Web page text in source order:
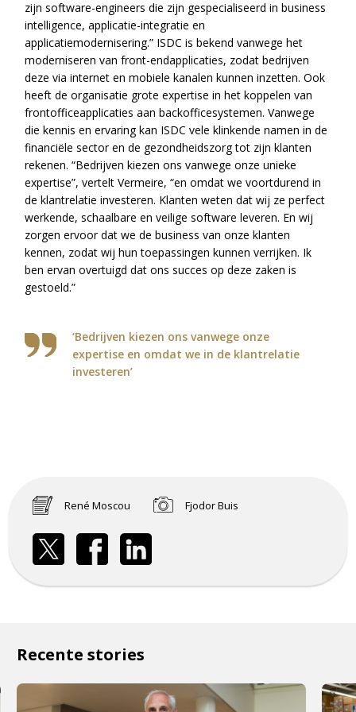
zijn software-engineers die zijn gespecialiseerd in business
intelligence, applicatie-integratie en
applicatiemodernisering.” ISDC is bekend vanwege het
moderniseren van front-endapplicaties, zodat bedrijven
deze via internet en mobiele kanalen kunnen inzetten. Ook
heeft de organisatie grote expertise in het koppelen van
frontofficeapplicaties aan backofficesystemen. Vanwege
die kennis en ervaring kan ISDC vele klinkende namen in de
financiële sector en de gezondheidszorg tot zijn klanten
rekenen. “Bedrijven kiezen ons vanwege onze unieke
expertise”, vertelt Vermeire, “en omdat we voortdurend in
de klantrelatie investeren. Klanten weten dat wij ze perfect
werkende, schaalbare en veilige software leveren. En wij
zorgen ervoor dat we de business van onze klanten
kennen, zodat wij hun toepassingen kunnen verrijken. Ik
ben ervan overtuigd dat ons succes op deze zaken is
gestoeld.”
‘Bedrijven kiezen ons vanwege onze
expertise en omdat we in de klantrelatie
investeren’
René Moscou Fjodor Buis
Recente stories